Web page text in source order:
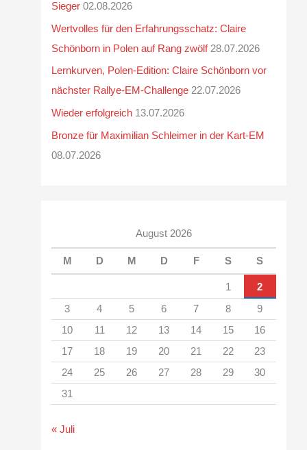
Sieger 02.08.2026
Wertvolles für den Erfahrungsschatz: Claire
Schönborn in Polen auf Rang zwölf 28.07.2026
Lernkurven, Polen-Edition: Claire Schönborn vor
nächster Rallye-EM-Challenge 22.07.2026
Wieder erfolgreich 13.07.2026
Bronze für Maximilian Schleimer in der Kart-EM
08.07.2026
August 2026
M D M D F S S
1
2
3
4 5 6 7 8
9
10
11 12 13 14 15
16
17
18 19 20 21 22
23
24
25 26 27 28 29
30
31
« Juli